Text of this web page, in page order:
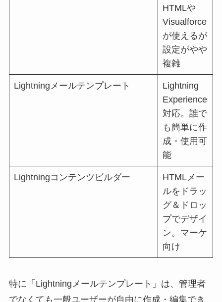
HTMLや
Visualforce
が使えるが
設定がやや
複雑
Lightningメールテンプレート
Lightning
Experience
対応。誰で
も簡単に作
成・使用可
能
Lightningコンテンツビルダー
HTMLメー
ルをドラッ
グ＆ドロッ
プでデザイ
ン。マーケ
向け
特に「Lightningメールテンプレート」は、管理者
でなくても一般ユーザーが自由に作成・編集でき